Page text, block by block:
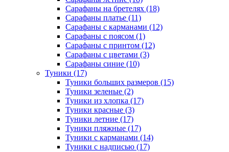
Сарафаны на бретелях (18)
Сарафаны платье (11)
Сарафаны с карманами (12)
Сарафаны с поясом (1)
Сарафаны с принтом (12)
Сарафаны с цветами (3)
Сарафаны синие (10)
Туники (17)
Туники больших размеров (15)
Туники зеленые (2)
Туники из хлопка (17)
Туники красные (3)
Туники летние (17)
Туники пляжные (17)
Туники с карманами (14)
Туники с надписью (17)